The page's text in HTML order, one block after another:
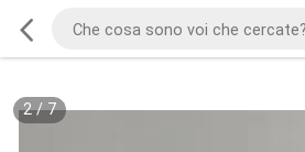
2/7